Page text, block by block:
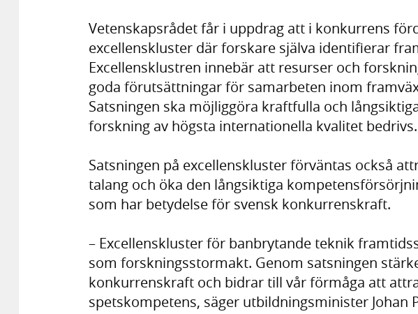
Vetenskapsrådet får i uppdrag att i konkurrens
excellenskluster där forskare själva identifierar
Excellensklustren innebär att resurser och
goda förutsättningar för samarbeten inom
Satsningen ska möjliggöra kraftfulla och
forskning av högsta internationella kvalitet bedrivs.
Satsningen på excellenskluster förväntas också
talang och öka den långsiktiga
som har betydelse för svensk konkurrenskraft.
– Excellenskluster för banbrytande teknik
som forskningsstormakt. Genom satsningen
konkurrenskraft och bidrar till vår förmåga att
spetskompetens, säger utbildningsminister Johan